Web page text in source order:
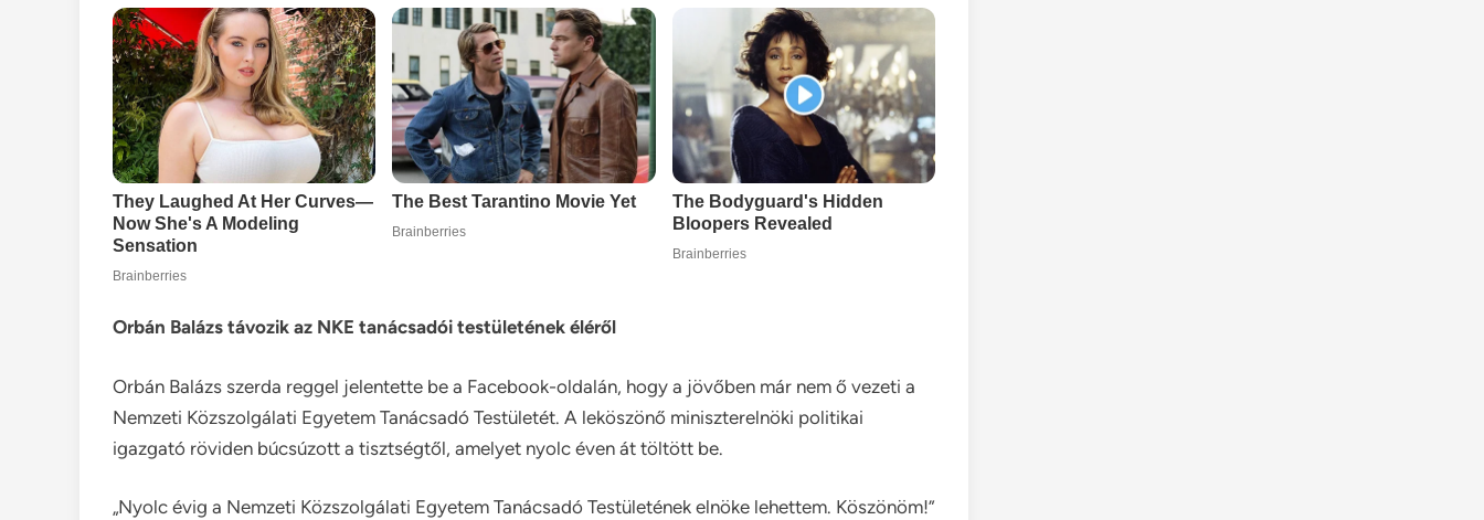
Orbán Balázs távozik az NKE tanácsadói testületének éléről
Orbán Balázs szerda reggel jelentette be a Facebook-oldalán, hogy a jövőben már nem ő vezeti a
Nemzeti Közszolgálati Egyetem Tanácsadó Testületét. A leköszönő miniszterelnöki politikai
igazgató röviden búcsúzott a tisztségtől, amelyet nyolc éven át töltött be.
„Nyolc évig a Nemzeti Közszolgálati Egyetem Tanácsadó Testületének elnöke lehettem. Köszönöm!”